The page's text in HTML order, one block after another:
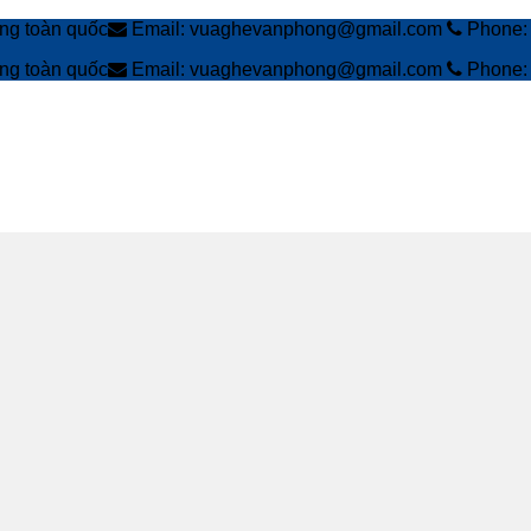
toàn quốc Email: vuaghevanphong@gmail.com
toàn quốc Email: vuaghevanphong@gmail.com